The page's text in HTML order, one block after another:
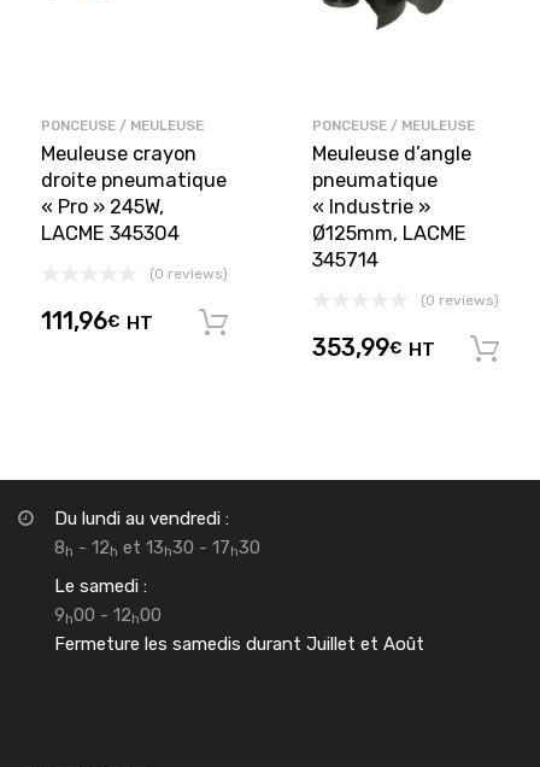
PONCEUSE / MEULEUSE
Meuleuse crayon
droite pneumatique
« Pro » 245W,
LACME 345304
(0 reviews)
111,96€ HT
PONCEUSE / MEULEUSE
Meuleuse d’angle
pneumatique
« Industrie »
Ø125mm, LACME
345714
(0 reviews)
353,99€ HT
Du lundi au vendredi :
8h - 12h et 13h30 - 17h30
Le samedi :
9h00 - 12h00
Fermeture les samedis durant Juillet et Août